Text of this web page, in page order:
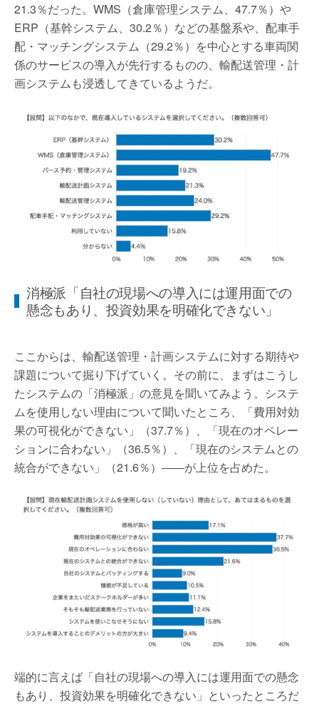
21.3％だった。WMS（倉庫管理システム、47.7％）や
ERP（基幹システム、30.2％）などの基盤系や、配車手
配・マッチングシステム（29.2％）を中心とする車両関
係のサービスの導入が先行するものの、輸配送管理・計
画システムも浸透してきているようだ。
消極派「自社の現場への導入には運用面での
懸念もあり、投資効果を明確化できない」
ここからは、輸配送管理・計画システムに対する期待や
課題について掘り下げていく。その前に、まずはこうし
たシステムの「消極派」の意見を聞いてみよう。システ
ムを使用しない理由について聞いたところ、「費用対効
果の可視化ができない」（37.7％）、「現在のオペレー
ションに合わない」（36.5％）、「現在のシステムとの
統合ができない」（21.6％）――が上位を占めた。
端的に言えば「自社の現場への導入には運用面での懸念
もあり、投資効果を明確化できない」といったところだ